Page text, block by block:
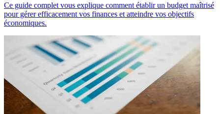
Ce guide complet vous explique comment établir un budget maîtrisé
pour gérer efficacement vos finances et atteindre vos objectifs
économiques.